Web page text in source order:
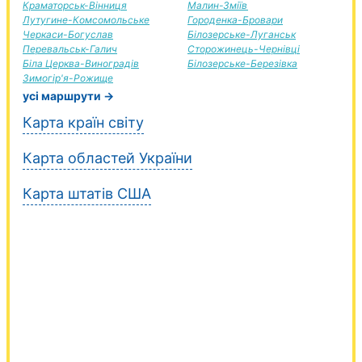
Краматорськ-Вінниця
Лутугине-Комсомольське
Черкаси-Богуслав
Перевальськ-Галич
Біла Церква-Виноградів
Зимогір'я-Рожище
Малин-Зміїв
Городенка-Бровари
Білозерське-Луганськ
Сторожинець-Чернівці
Білозерське-Березівка
усі маршрути →
Карта країн світу
Карта областей України
Карта штатів США